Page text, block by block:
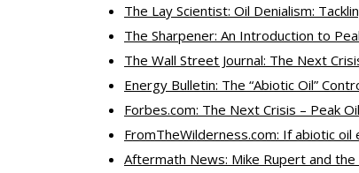
The Lay Scientist: Oil Denialism:
The Sharpener: An Introduction to
The Wall Street Journal: The Next
Energy Bulletin: The “Abiotic Oil”
Forbes.com: The Next Crisis – Peak Oil
FromTheWilderness.com: If abiotic
Aftermath News: Mike Rupert and the